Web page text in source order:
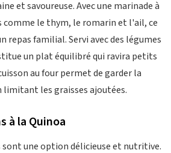
et savoureuse. Avec une marinade à
comme le thym, le romarin et l'ail, ce
repas familial. Servi avec des légumes
un plat équilibré qui ravira petits
au four permet de garder la
limitant les graisses ajoutées.
à la Quinoa
sont une option délicieuse et nutritive.